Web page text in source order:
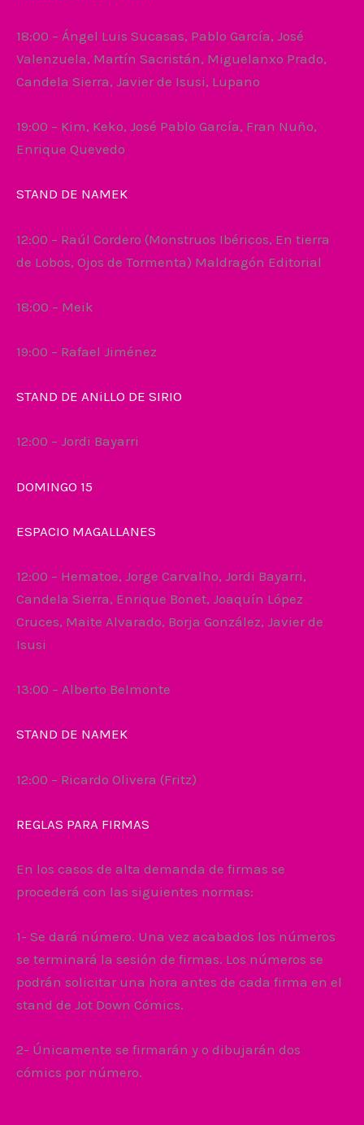
18:00 – Ángel Luis Sucasas, Pablo García, José
Valenzuela, Martín Sacristán, Miguelanxo Prado,
Candela Sierra, Javier de Isusi, Lupano
19:00 – Kim, Keko, José Pablo García, Fran Nuño,
Enrique Quevedo
STAND DE NAMEK
12:00 – Raúl Cordero (Monstruos Ibéricos, En tierra
de Lobos, Ojos de Tormenta) Maldragón Editorial
18:00 – Meik
19:00 – Rafael Jiménez
STAND DE ANiLLO DE SIRIO
12:00 – Jordi Bayarri
DOMINGO 15
ESPACIO MAGALLANES
12:00 – Hematoe, Jorge Carvalho, Jordi Bayarri,
Candela Sierra, Enrique Bonet, Joaquín López
Cruces, Maite Alvarado, Borja González, Javier de
Isusi
13:00 – Alberto Belmonte
STAND DE NAMEK
12:00 – Ricardo Olivera (Fritz)
REGLAS PARA FIRMAS
En los casos de alta demanda de firmas se
procederá con las siguientes normas:
1- Se dará número. Una vez acabados los números
se terminará la sesión de firmas. Los números se
podrán solicitar una hora antes de cada firma en el
stand de Jot Down Cómics.
2- Únicamente se firmarán y o dibujarán dos
cómics por número.